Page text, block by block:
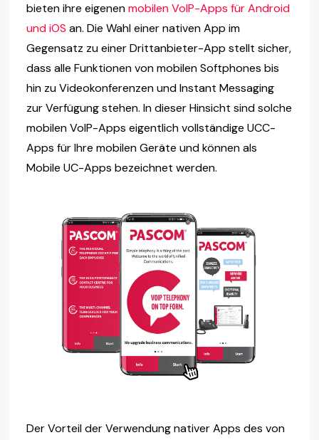
bieten ihre eigenenmobilen VoIP-Apps für Android
und iOS an. Die Wahl einer nativen App im
Gegensatz zu einer Drittanbieter-App stellt sicher,
dass alle Funktionen von mobilen Softphones bis
hin zu Videokonferenzen und Instant Messaging
zur Verfügung stehen. In dieser Hinsicht sind solche
mobilen VoIP-Apps eigentlich vollständige UCC-
Apps für Ihre mobilen Geräte und können als
Mobile UC-Apps bezeichnet werden.
Der Vorteil der Verwendung nativer Apps des von